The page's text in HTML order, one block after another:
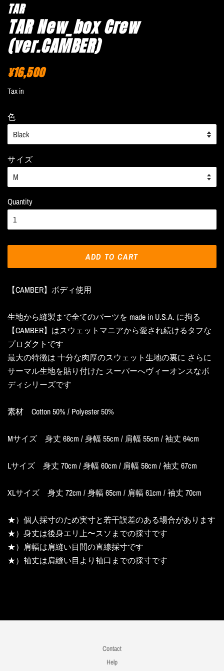
TAR
TAR New_box Crew
(ver.CAMBER)
Regular
¥16,500Sale
Tax in
色
サイズ
Quantity
ADD TO CART
【CAMBER】ボディ使用
生地から縫製まで全てのパーツを made in U.S.A. に拘る
【CAMBER】はスウェットマニアから愛され続けるタフな
プロダクトです
最大の特徴は 十分な肉厚のスウェット生地の裏に さらに
サーマル生地を貼り付けた スーパーへヴィーオンスなボ
ディシリーズです
素材 Cotton 50% / Polyester 50%
Mサイズ 身丈 68cm / 身幅 55cm / 肩幅 55cm / 袖丈 64cm
Lサイズ 身丈 70cm / 身幅 60cm / 肩幅 58cm / 袖丈 67cm
XLサイズ 身丈 72cm / 身幅 65cm / 肩幅 61cm / 袖丈 70cm
★）個人採寸のため実寸と若干誤差のある場合があります
★）身丈は後身エリ上〜スソまでの採寸です
★）肩幅は肩縫い目間の直線採寸です
★）袖丈は肩縫い目より袖口までの採寸です
Contact
Help